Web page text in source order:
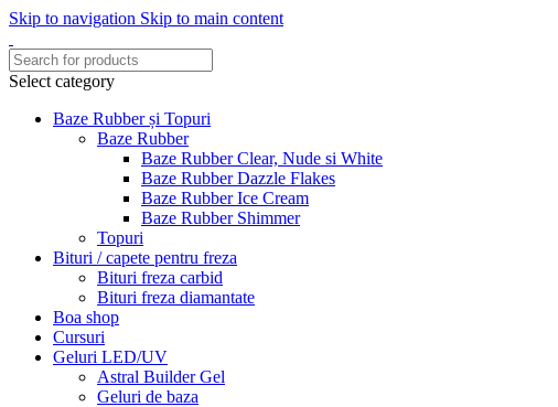
Skip to navigation Skip to main content
Select category
Baze Rubber și Topuri
Baze Rubber
Baze Rubber Clear, Nude si White
Baze Rubber Dazzle Flakes
Baze Rubber Ice Cream
Baze Rubber Shimmer
Topuri
Bituri / capete pentru freza
Bituri freza carbid
Bituri freza diamantate
Boa shop
Cursuri
Geluri LED/UV
Astral Builder Gel
Geluri de baza